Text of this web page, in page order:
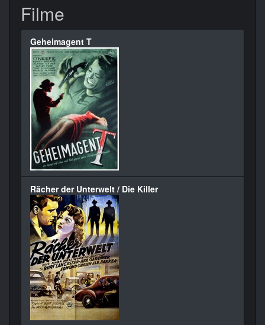
Filme
Geheimagent T
Rächer der Unterwelt / Die Killer